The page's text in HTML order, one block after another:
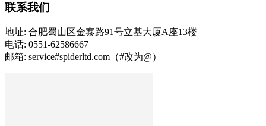
联系我们
地址: 合肥蜀山区金寨路91号立基大厦A座13楼
电话: 0551-62586667
邮箱: service#spiderltd.com（#改为@）